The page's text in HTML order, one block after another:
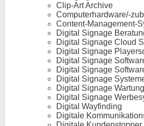
Clip-Art Archive
Computerhardware/-
Content-Management-
Digital Signage
Digital Signage Cloud
Digital Signage
Digital Signage
Digital Signage
Digital Signage
Digital Signage Wartung
Digital Signage
Digital Wayfinding
Digitale